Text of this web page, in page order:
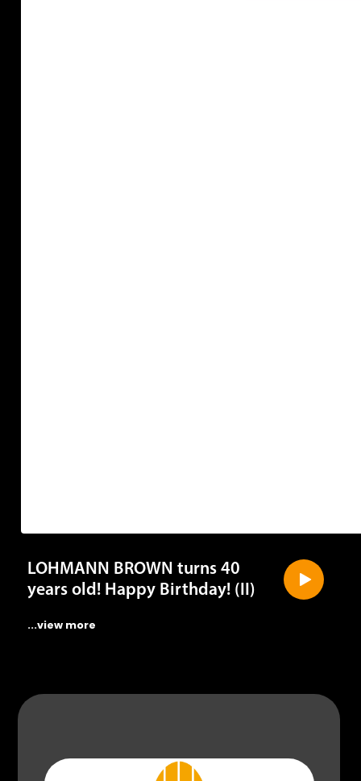
LOHMANN BROWN turns 40
years old! Happy Birthday! (II)
...view more